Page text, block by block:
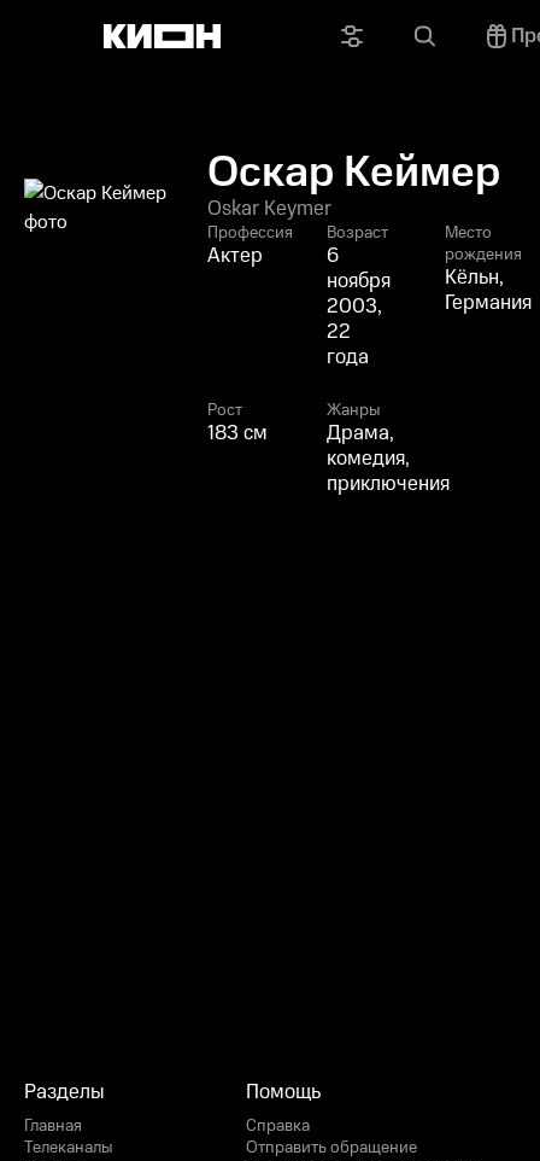
Оскар Кеймер
Oskar Keymer
Профессия
Актер
Возраст
6
ноября
2003,
22
года
Место
рождения
Кёльн,
Германия
Рост
183 см
Жанры
Драма,
комедия,
приключения
Разделы
Главная
Телеканалы
Помощь
Справка
Отправить обращение